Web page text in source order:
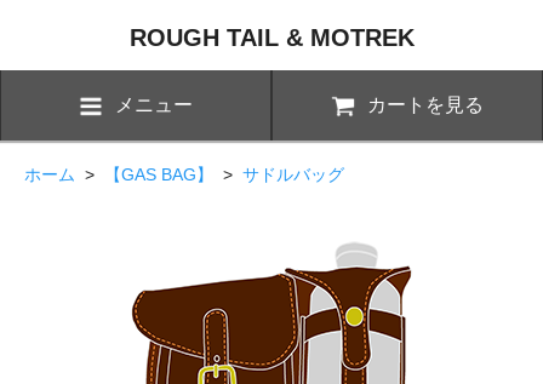
ROUGH TAIL & MOTREK
メニュー カートを見る
ホーム > 【GAS BAG】 > サドルバッグ